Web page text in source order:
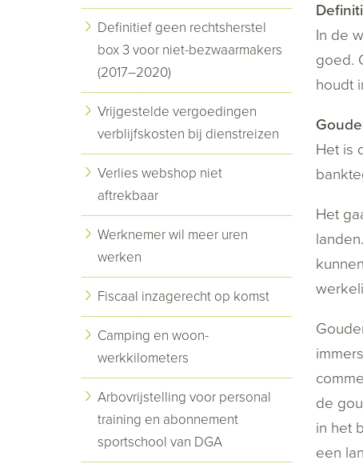
In de
goed.
houdt
Het is
Het
de
in het
een
Definitief geen rechtsherstel
box 3 voor niet-bezwaarmakers
(2017–2020)
Vrijgestelde vergoedingen
verblijfskosten bij dienstreizen
Verlies webshop niet
aftrekbaar
Werknemer wil meer uren
werken
Fiscaal inzagerecht op komst
Camping en woon-
werkkilometers
Arbovrijstelling voor personal
training en abonnement
sportschool van DGA